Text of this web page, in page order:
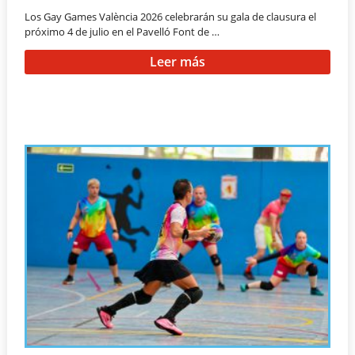
Los Gay Games València 2026 celebrarán su gala de clausura el
próximo 4 de julio en el Pavelló Font de …
Leer más